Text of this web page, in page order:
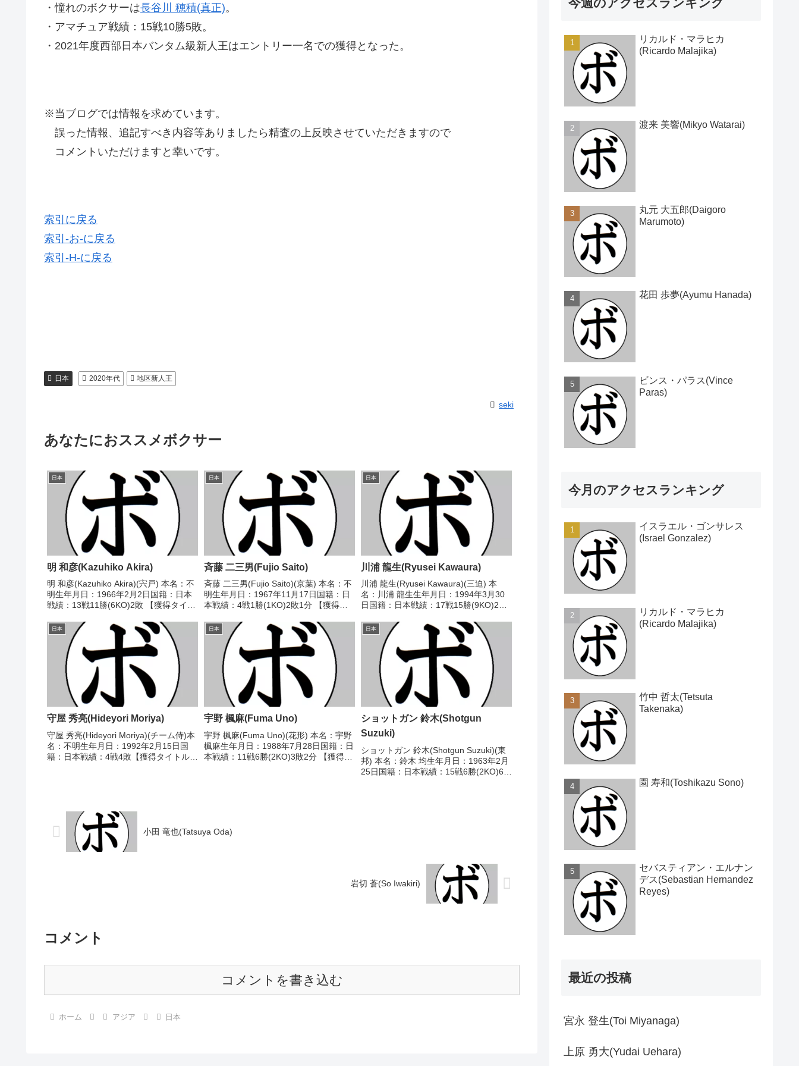
・憧れのボクサーは長谷川 穂積(真正)。
・アマチュア戦績：15戦10勝5敗。
・2021年度西部日本バンタム級新人王はエントリー一名での獲得となった。
※当ブログでは情報を求めています。
誤った情報、追記すべき内容等ありましたら精査の上反映させていただきますので
コメントいただけますと幸いです。
索引に戻る
索引-お-に戻る
索引-H-に戻る
日本 2020年代 地区新人王
seki
あなたにおススメボクサー
日本
明 和彦(Kazuhiko Akira)
明 和彦(Kazuhiko Akira)(宍戸) 本名：不
明生年月日：1966年2月2日国籍：日本
戦績：13戦11勝(6KO)2敗 【獲得タイト
定 (採点不明) 門井 一弥(セキ)1984/0...
日本
斉藤 二三男(Fujio Saito)
斉藤 二三男(Fujio Saito)(京葉) 本名：不
明生年月日：1967年11月17日国籍：日
本戦績：4戦1勝(1KO)2敗1分 【獲得タ
△4R判定 (採点不明) 中小路 宗男(花
形)1993...
日本
川浦 龍生(Ryusei Kawaura)
川浦 龍生(Ryusei Kawaura)(三迫) 本
名：川浦 龍生生年月日：1994年3月30
日国籍：日本戦績：17戦15勝(9KO)2
パシフィックスーパーフライ級王
座 【戦歴】2016/11/14...
日本
守屋 秀亮(Hideyori Moriya)
守屋 秀亮(Hideyori Moriya)(チーム侍)本
名：不明生年月日：1992年2月15日国
籍：日本戦績：4戦4敗【獲得タイトル】
日本
宇野 楓麻(Fuma Uno)
宇野 楓麻(Fuma Uno)(花形) 本名：宇野
楓麻生年月日：1988年7月28日国籍：日
本戦績：11戦6勝(2KO)3敗2分 【獲得タ
日本
ショットガン 鈴木(Shotgun
Suzuki)
ショットガン 鈴木(Shotgun Suzuki)(東
邦) 本名：鈴木 均生年月日：1963年2月
25日国籍：日本戦績：15戦6勝(2KO)6敗
小田 竜也(Tatsuya Oda)
岩切 蒼(So Iwakiri)
コメント
コメントを書き込む
ホーム アジア 日本
今週のアクセスランキング
リカルド・マラヒカ
(Ricardo Malajika)
渡来 美響(Mikyo Watarai)
丸元 大五郎(Daigoro
Marumoto)
花田 歩夢(Ayumu Hanada)
ビンス・パラス(Vince
Paras)
今月のアクセスランキング
イスラエル・ゴンサレス
(Israel Gonzalez)
リカルド・マラヒカ
(Ricardo Malajika)
竹中 哲太(Tetsuta
Takenaka)
園 寿和(Toshikazu Sono)
セバスティアン・エルナン
デス(Sebastian Hernandez
Reyes)
最近の投稿
宮永 登生(Toi Miyanaga)
上原 勇大(Yudai Uehara)